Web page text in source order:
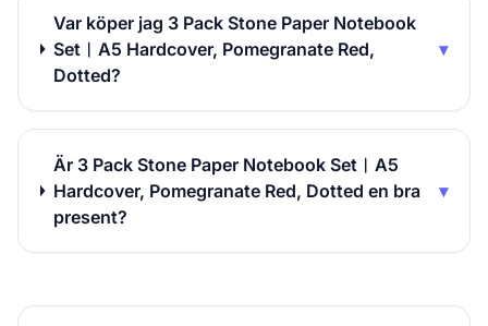
Var köper jag 3 Pack Stone Paper Notebook
Set︱A5 Hardcover, Pomegranate Red,
Dotted?
▾
Är 3 Pack Stone Paper Notebook Set︱A5
Hardcover, Pomegranate Red, Dotted en bra
present?
▾